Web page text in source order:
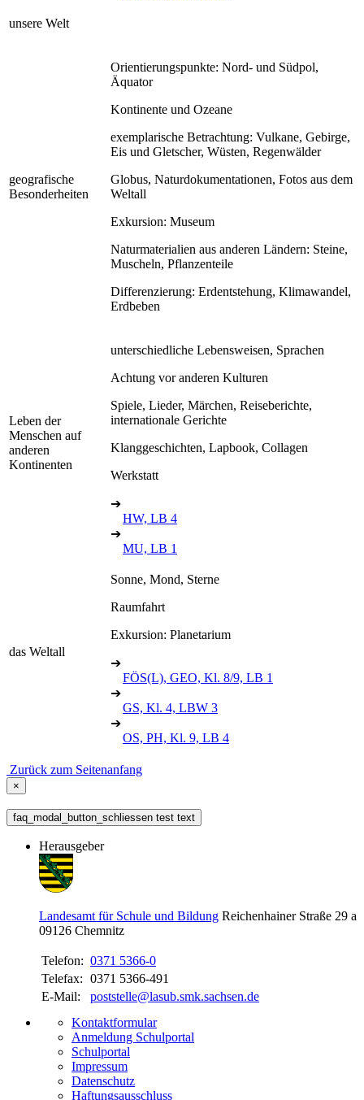
unsere Welt
geografische
Besonderheiten
Orientierungspunkte: Nord- und Südpol,
Äquator
Kontinente und Ozeane
exemplarische Betrachtung: Vulkane, Gebirge,
Eis und Gletscher, Wüsten, Regenwälder
Globus, Naturdokumentationen, Fotos aus dem
Weltall
Exkursion: Museum
Naturmaterialien aus anderen Ländern: Steine,
Muscheln, Pflanzenteile
Differenzierung: Erdentstehung, Klimawandel,
Erdbeben
Leben der
Menschen auf
anderen
Kontinenten
unterschiedliche Lebensweisen, Sprachen
Achtung vor anderen Kulturen
Spiele, Lieder, Märchen, Reiseberichte,
internationale Gerichte
Klanggeschichten, Lapbook, Collagen
Werkstatt
➔
HW, LB 4
➔
MU, LB 1
das Weltall
Sonne, Mond, Sterne
Raumfahrt
Exkursion: Planetarium
➔
FÖS(L), GEO, Kl. 8/9, LB 1
➔
GS, Kl. 4, LBW 3
➔
OS, PH, Kl. 9, LB 4
Zurück zum Seitenanfang
×
faq_modal_button_schliessen test text
Herausgeber
Landesamt für Schule und Bildung Reichenhainer Straße 29 a
09126 Chemnitz
Telefon: 0371 5366-0
Telefax: 0371 5366-491
E-Mail:
poststelle@lasub.smk.sachsen.de
Kontaktformular
Anmeldung Schulportal
Schulportal
Impressum
Datenschutz
Haftungsausschluss